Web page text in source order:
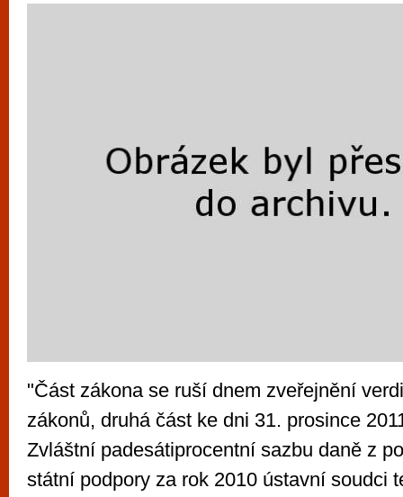
"Část zákona se ruší dnem zveřejnění
zákonů, druhá část ke dni 31. prosince
Zvláštní padesátiprocentní sazbu daně z
státní podpory za rok 2010 ústavní soudci